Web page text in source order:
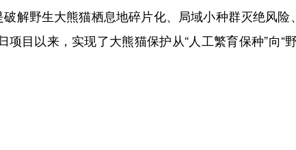
野生大熊猫栖息地碎片化、局域小种群灭绝风险
目以来，实现了大熊猫保护从“人工繁育保种”向“